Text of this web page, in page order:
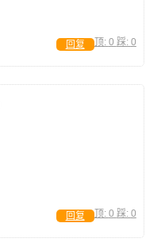
顶: 0 踩: 0
回复
顶: 0 踩: 0
回复